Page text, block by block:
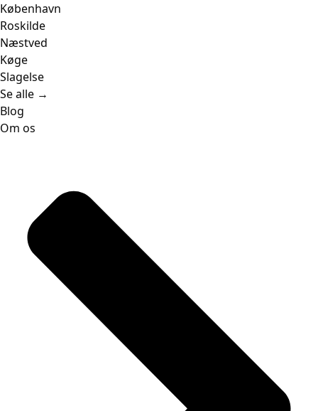
København
Roskilde
Næstved
Køge
Slagelse
Se alle →
Blog
Om os